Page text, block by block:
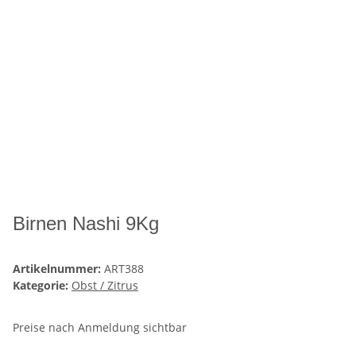
Birnen Nashi 9Kg
Artikelnummer: ART388
Kategorie: Obst / Zitrus
Preise nach Anmeldung sichtbar